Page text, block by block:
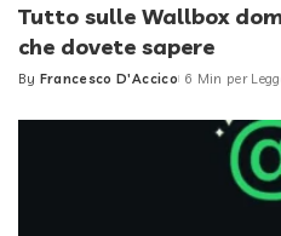
Tutto sulle Wallbox
che dovete sapere
Posted
By Francesco D'Accico 6 Min per